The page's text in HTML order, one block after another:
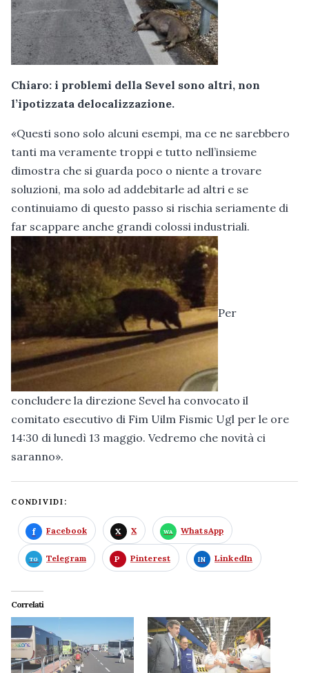
Chiaro: i problemi della Sevel sono altri, non
l’ipotizzata delocalizzazione.
«Questi sono solo alcuni esempi, ma ce ne sarebbero
tanti ma veramente troppi e tutto nell’insieme
dimostra che si guarda poco o niente a trovare
soluzioni, ma solo ad addebitarle ad altri e se
continuiamo di questo passo si rischia seriamente di
far scappare anche grandi colossi industriali.
Per
concludere la direzione Sevel ha convocato il
comitato esecutivo di Fim Uilm Fismic Ugl per le ore
14:30 di lunedì 13 maggio. Vedremo che novità ci
saranno».
CONDIVIDI:
Facebook X WhatsApp
Telegram Pinterest LinkedIn
Correlati